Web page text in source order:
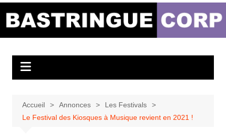
Bastringue Corp –
Musicales
Accueil Annonces
Les Festivals
Le Festival des Kiosques à Musique revient en 2021 !